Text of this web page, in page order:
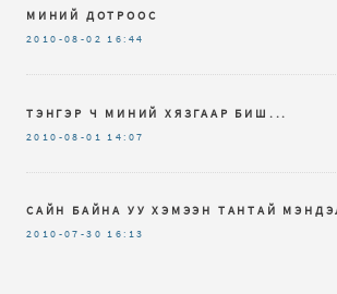
МИНИЙ ДОТРООС
2010-08-02 16:44
ТЭНГЭР Ч МИНИЙ ХЯЗГААР БИШ...
2010-08-01 14:07
САЙН БАЙНА УУ ХЭМЭЭН ТАНТАЙ
2010-07-30 16:13